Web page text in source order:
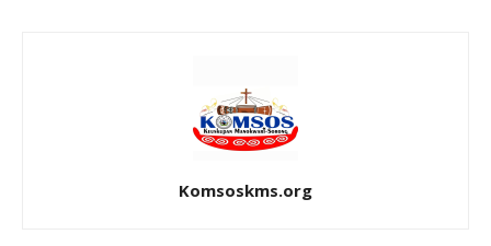
Komsoskms.org